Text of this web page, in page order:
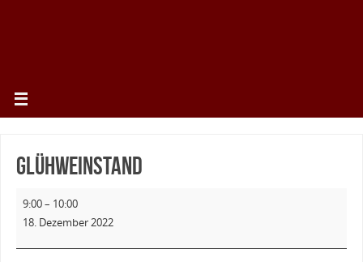
Glühweinstand
9:00– 10:00
18. Dezember 2022